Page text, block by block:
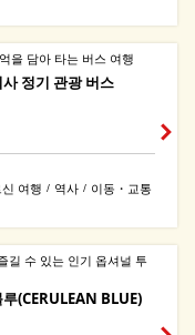
을 담아 타는 버스 여행
정기 관광 버스
여행 / 역사 / 이동・교통
길 수 있는 인기 옵셔널 투
(CERULEAN BLUE)